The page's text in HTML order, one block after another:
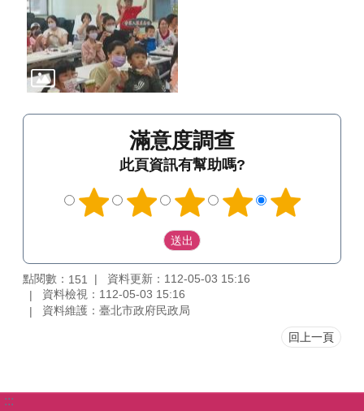
滿意度調查
此頁資訊有幫助嗎?
點閱數： 151
資料更新：112-05-03 15:16
資料檢視：112-05-03 15:16
資料維護：臺北市政府民政局
回上一頁
:::